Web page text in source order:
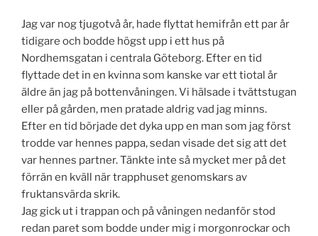
Jag var nog tjugotvå år, hade flyttat hemifrån ett par år
tidigare och bodde högst upp i ett hus på
Nordhemsgatan i centrala Göteborg. Efter en tid
flyttade det in en kvinna som kanske var ett tiotal år
äldre än jag på bottenvåningen. Vi hälsade i tvättstugan
eller på gården, men pratade aldrig vad jag minns.
Efter en tid började det dyka upp en man som jag först
trodde var hennes pappa, sedan visade det sig att det
var hennes partner. Tänkte inte så mycket mer på det
förrän en kväll när trapphuset genomskars av
fruktansvärda skrik.
Jag gick ut i trappan och på våningen nedanför stod
redan paret som bodde under mig i morgonrockar och